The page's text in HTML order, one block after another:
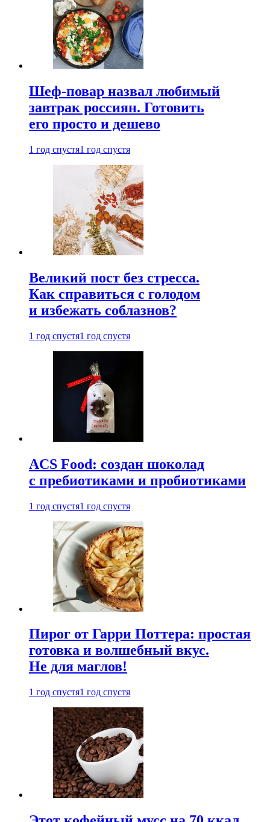
Шеф-повар назвал любимый
завтрак россиян. Готовить
его просто и дешево
1 год спустя1 год спустя
Великий пост без стресса.
Как справиться с голодом
и избежать соблазнов?
1 год спустя1 год спустя
ACS Food: создан шоколад
с пребиотиками и пробиотиками
1 год спустя1 год спустя
Пирог от Гарри Поттера: простая
готовка и волшебный вкус.
Не для маглов!
1 год спустя1 год спустя